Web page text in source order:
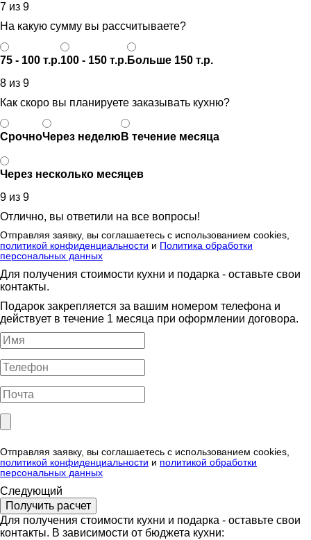
7 из 9
На какую сумму вы рассчитываете?
75 - 100 т.р.100 - 150 т.р.Больше 150 т.р.
8 из 9
Как скоро вы планируете заказывать кухню?
СрочноЧерез неделю В течение месяца
Через несколько месяцев
9 из 9
Отлично, вы ответили на все вопросы!
Отправляя заявку, вы соглашаетесь с использованием cookies,
политикой конфиденциальности и Политика обработки
персональных данных
Для получения стоимости кухни и подарка - оставьте свои
контакты.
Подарок закрепляется за вашим номером телефона и
действует в течение 1 месяца при оформлении договора.
Отправляя заявку, вы соглашаетесь с использованием cookies,
политикой конфиденциальности и политикой обработки
персональных данных
Следующий
Для получения стоимости кухни и подарка - оставьте свои
контакты. В зависимости от бюджета кухни: